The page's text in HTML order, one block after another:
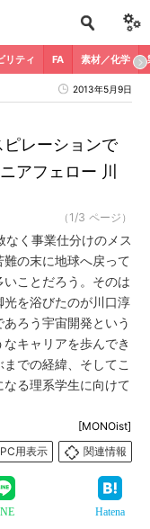
リティ FA 素材／化学
2013年5月9日
ピレーションで
アフェロー 川
（1/3 ページ）
なく事業仕分けのメス
の末に地球へ戻って
ことだろう。そのは
を浴びたのが川口淳
ろう宇宙開発という
キャリアを歩んでき
での経緯、そしてこ
る理系学生に向けて
[MONOist]
PC用表示
関連情報
Hatena